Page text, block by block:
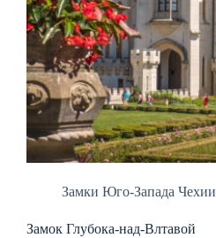
Замки Юго-Запада Чехии
Замок Глубока-над-Влтавой